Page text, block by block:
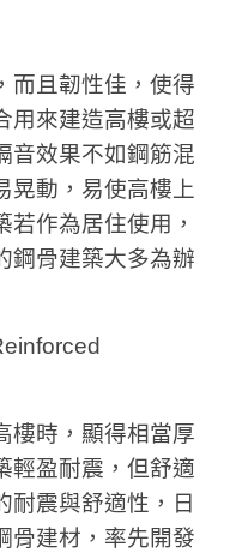
而且韌性佳，使得
用來建造高樓或超
音效果不如鋼筋混
晃動，易使高樓上
作為居住使用，
鋼骨建築大多為辦
樓時，顯得相當厚
輕盈耐震，但舒適
耐震與舒適性，日
骨建材，率先開發